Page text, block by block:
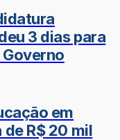
3 dias para
em
R$ 20 mil